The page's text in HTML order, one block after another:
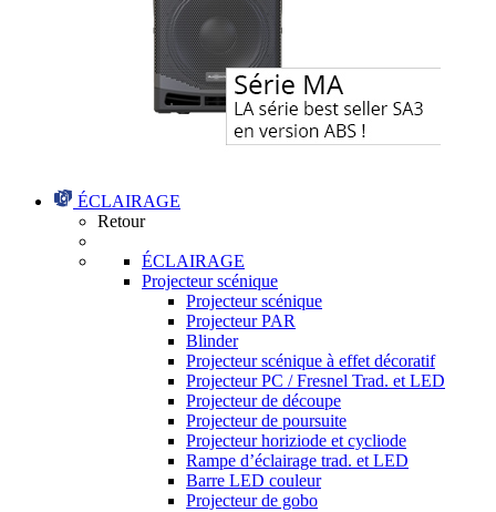
ÉCLAIRAGE
Retour
ÉCLAIRAGE
Projecteur scénique
Projecteur scénique
Projecteur PAR
Blinder
Projecteur scénique à effet décoratif
Projecteur PC / Fresnel Trad. et LED
Projecteur de découpe
Projecteur de poursuite
Projecteur horiziode et cycliode
Rampe d’éclairage trad. et LED
Barre LED couleur
Projecteur de gobo